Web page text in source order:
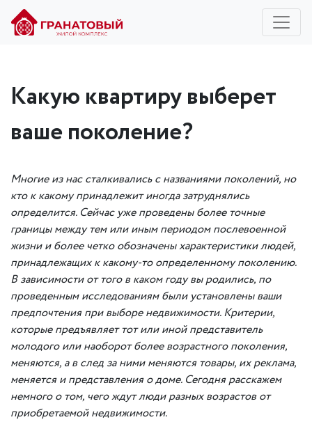
Какую квартиру выберет
ваше поколение?
Многие из нас сталкивались с названиями поколений, но
кто к какому принадлежит иногда затруднялись
определится. Сейчас уже проведены более точные
границы между тем или иным периодом послевоенной
жизни и более четко обозначены характеристики людей,
принадлежащих к какому-то определенному поколению.
В зависимости от того в каком году вы родились, по
проведенным исследованиям были установлены ваши
предпочтения при выборе недвижимости. Критерии,
которые предъявляет тот или иной представитель
молодого или наоборот более возрастного поколения,
меняются, а в след за ними меняются товары, их реклама,
меняется и представления о доме. Сегодня расскажем
немного о том, чего ждут люди разных возрастов от
приобретаемой недвижимости.